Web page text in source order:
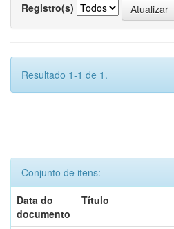
Registro(s)
Resultado 1-1 de 1.
Conjunto de itens:
Data do
documento
Título